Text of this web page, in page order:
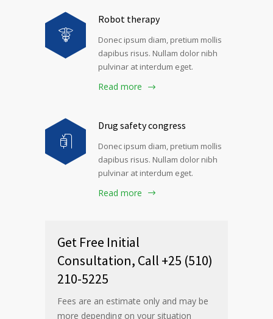
Robot therapy
Donec ipsum diam, pretium mollis
dapibus risus. Nullam dolor nibh
pulvinar at interdum eget.
Read more
Drug safety congress
Donec ipsum diam, pretium mollis
dapibus risus. Nullam dolor nibh
pulvinar at interdum eget.
Read more
Get Free Initial
Consultation, Call +25 (510)
210-5225
Fees are an estimate only and may be
more depending on your situation